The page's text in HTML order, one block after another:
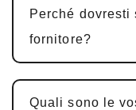
preventivo,
Perché dovresti
fornitore?
Quali sono le